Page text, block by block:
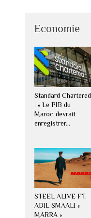
Economie
Standard Chartered
: « Le PIB du
Maroc devrait
enregistrer…
STEEL ALIVE FT.
ADIL SMAALI «
MARRA »